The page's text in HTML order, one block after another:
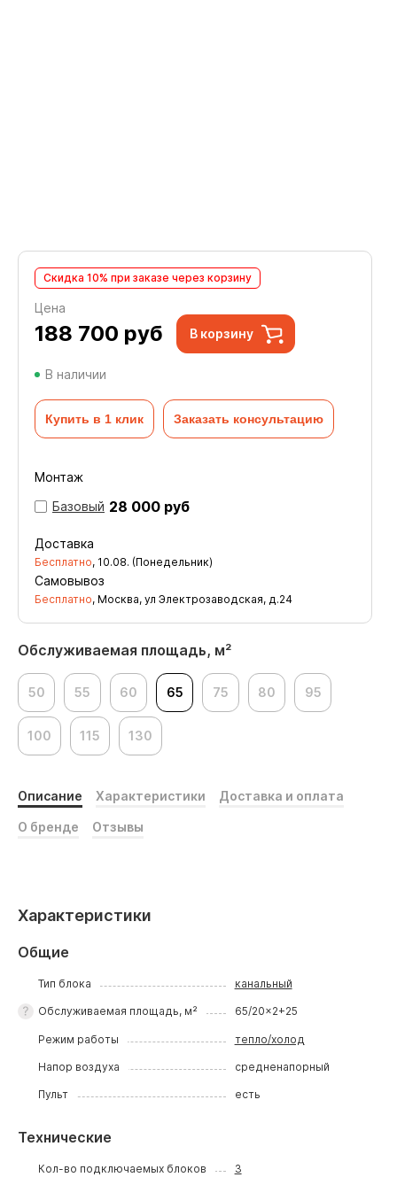
Обслуживаемая площадь, м²
50 55 60 65 75 80 95
100 115 130
Скидка 10% при заказе через корзину
Цена
188 700 руб В корзину
В наличии
Купить в 1 клик Заказать консультацию
Монтаж
Базовый 28 000 руб
Доставка
Бесплатно, 10.08. (Понедельник)
Самовывоз
Бесплатно, Москва, ул Электрозаводская, д.24
Описание Характеристики Доставка и оплата
О бренде Отзывы
Характеристики
Общие
Тип блока канальный
Обслуживаемая площадь, м² 65/20x2+25
Режим работы тепло/холод
Напор воздуха средненапорный
Пульт есть
Технические
Кол-во подключаемых блоков 3